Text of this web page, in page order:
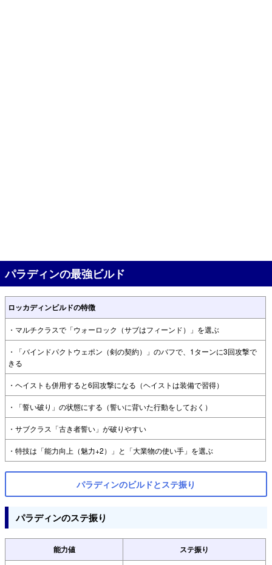
パラディンの最強ビルド
ロッカディンビルドの特徴
・マルチクラスで「ウォーロック（サブはフィーンド）」を選ぶ
・「バインドパクトウェポン（剣の契約）」のバフで、1ターンに3回攻撃で
きる
・ヘイストも併用すると6回攻撃になる（ヘイストは装備で習得）
・「誓い破り」の状態にする（誓いに背いた行動をしておく）
・サブクラス「古き者誓い」が破りやすい
・特技は「能力向上（魅力+2）」と「大業物の使い手」を選ぶ
パラディンのビルドとステ振り
パラディンのステ振り
能力値 ステ振り